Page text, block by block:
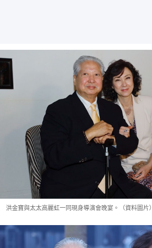
洪金寶與太太高麗虹一同現身導演會晚宴。（資料圖片）